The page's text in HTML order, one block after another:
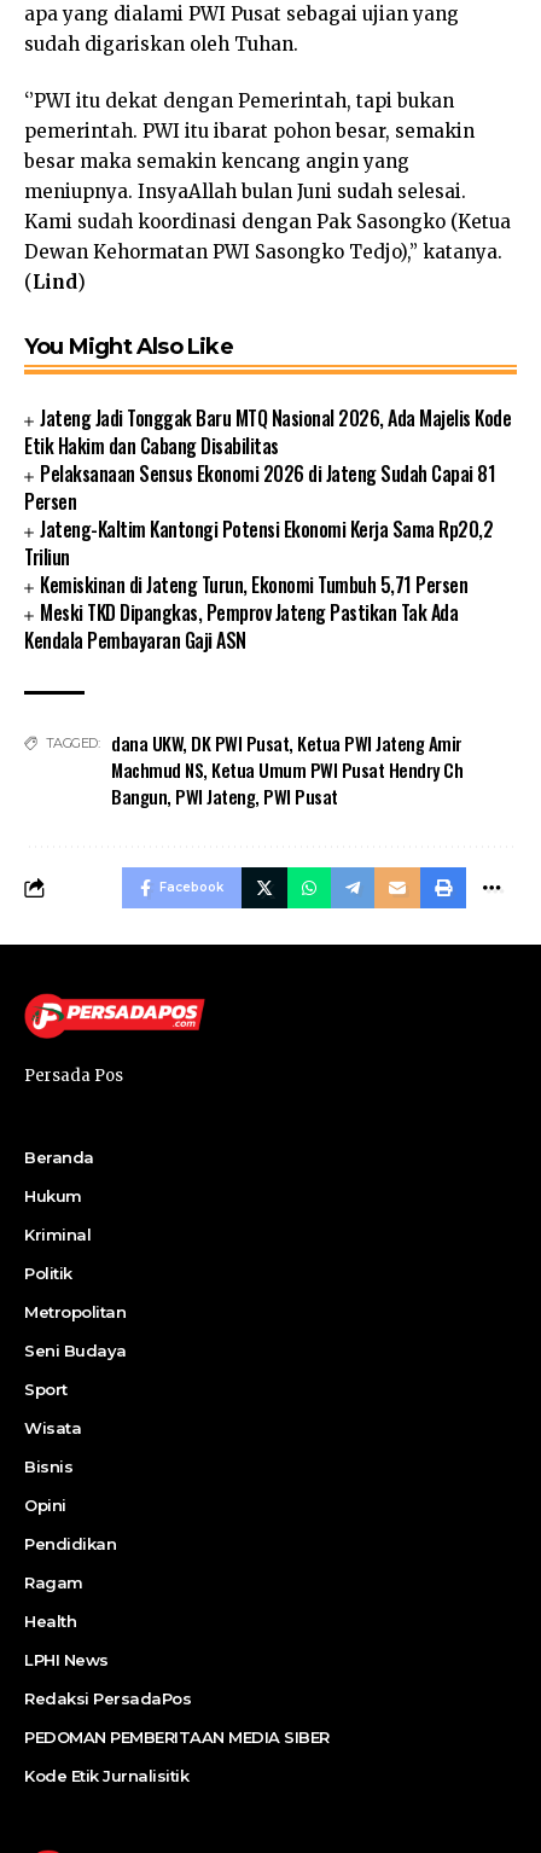
apa yang dialami PWI Pusat sebagai ujian yang
sudah digariskan oleh Tuhan.
‘’PWI itu dekat dengan Pemerintah, tapi bukan
pemerintah. PWI itu ibarat pohon besar, semakin
besar maka semakin kencang angin yang
meniupnya. InsyaAllah bulan Juni sudah selesai.
Kami sudah koordinasi dengan Pak Sasongko (Ketua
Dewan Kehormatan PWI Sasongko Tedjo),’’ katanya.
(Lind)
You Might Also Like
Jateng Jadi Tonggak Baru MTQ Nasional 2026, Ada Majelis Kode
Etik Hakim dan Cabang Disabilitas
Pelaksanaan Sensus Ekonomi 2026 di Jateng Sudah Capai 81
Persen
Jateng-Kaltim Kantongi Potensi Ekonomi Kerja Sama Rp20,2
Triliun
Kemiskinan di Jateng Turun, Ekonomi Tumbuh 5,71 Persen
Meski TKD Dipangkas, Pemprov Jateng Pastikan Tak Ada
Kendala Pembayaran Gaji ASN
TAGGED: dana UKW, DK PWI Pusat, Ketua PWI Jateng Amir
Machmud NS, Ketua Umum PWI Pusat Hendry Ch
Bangun, PWI Jateng, PWI Pusat
Facebook
Persada Pos
Beranda
Hukum
Kriminal
Politik
Metropolitan
Seni Budaya
Sport
Wisata
Bisnis
Opini
Pendidikan
Ragam
Health
LPHI News
Redaksi PersadaPos
PEDOMAN PEMBERITAAN MEDIA SIBER
Kode Etik Jurnalisitik